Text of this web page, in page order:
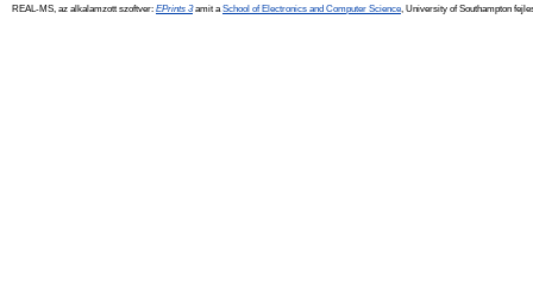
REAL-MS, az alkalamzott szoftver: EPrints 3amit a School of Electronics and Computer Science , University of Southampton